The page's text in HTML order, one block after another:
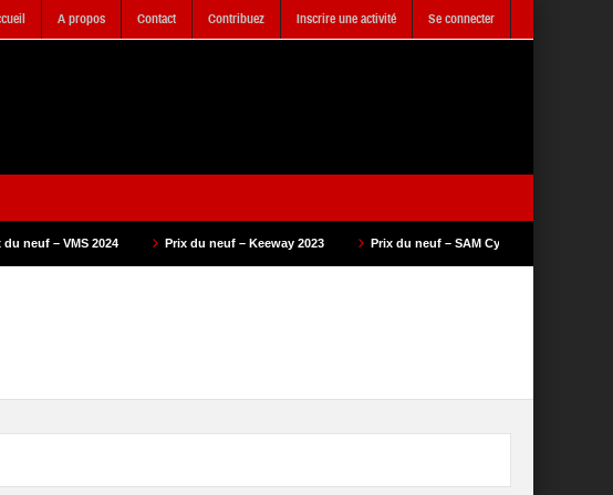
A propos Contact Contribuez Inscrire une activité Se connecter
Prix du neuf – Keeway 2023 Prix du neuf – SAM Cycle 2023